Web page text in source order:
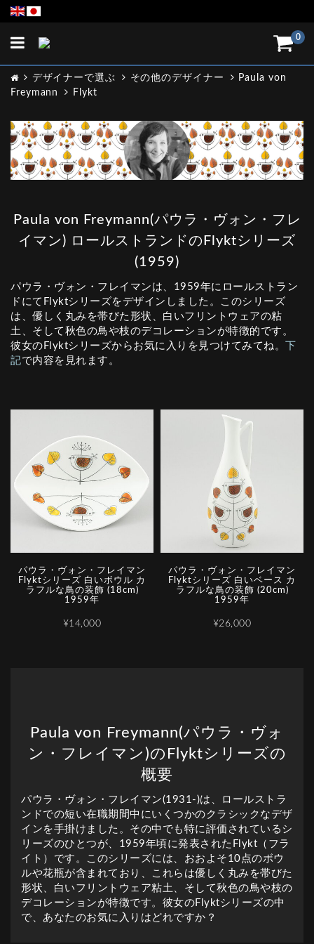
0
Toggle
デザイナーで選ぶ その他のデザイナー
Paula von
Freymann
Flykt
Paula von Freymann(パウラ・ヴォン・フレ
イマン) ロールストランドのFlyktシリーズ
(1959)
パウラ・ヴォン・フレイマンは、1959年にロールストラン
ドにてFlyktシリーズをデザインしました。このシリーズ
は、優しく丸みを帯びた形状、白いフリントウェアの粘
土、そして秋色の鳥や枝のデコレーションが特徴的です。
彼女のFlyktシリーズからお気に入りを見つけてみてね。 下
記で内容を見れます。
パウラ・ヴォン・フレイマン
Flyktシリーズ 白いボウル カ
ラフルな鳥の装飾 (18cm)
1959年
¥14,000
パウラ・ヴォン・フレイマン
Flyktシリーズ 白いベース カ
ラフルな鳥の装飾 (20cm)
1959年
¥26,000
Paula von Freymann(パウラ・ヴォ
ン・フレイマン)のFlyktシリーズの
概要
パウラ・ヴォン・フレイマン(1931-)は、ロールストラ
ンドでの短い在職期間中にいくつかのクラシックなデザ
インを手掛けました。その中でも特に評価されているシ
リーズのひとつが、1959年頃に発表されたFlykt（フラ
イト）です。このシリーズには、おおよそ10点のボウ
ルや花瓶が含まれており、これらは優しく丸みを帯びた
形状、白いフリントウェア粘土、そして秋色の鳥や枝の
デコレーションが特徴です。彼女のFlyktシリーズの中
で、あなたのお気に入りはどれですか？